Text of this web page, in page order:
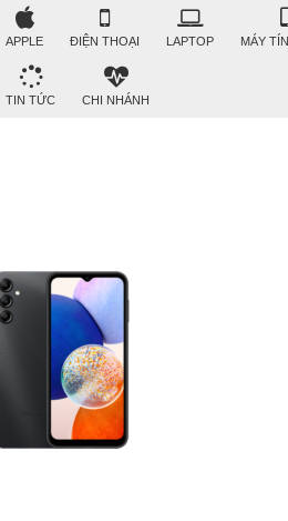
APPLE ĐIỆN THOẠI LAPTOP MÁY
TIN TỨC CHI NHÁNH